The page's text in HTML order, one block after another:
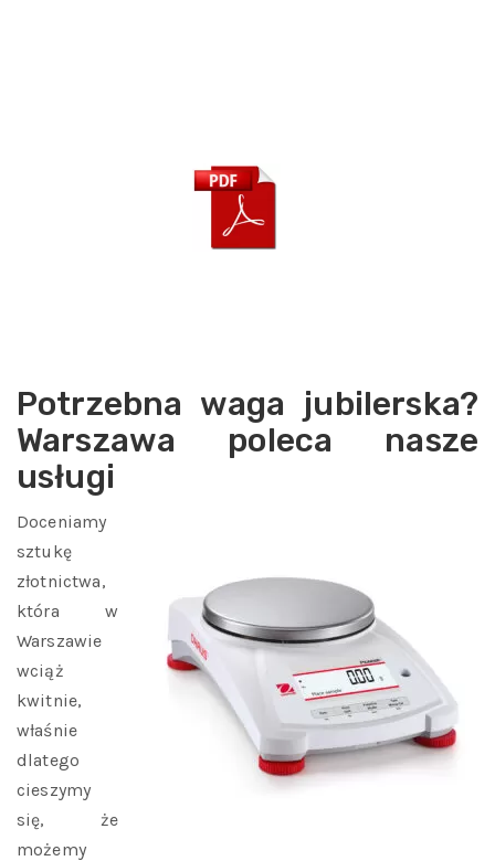
Potrzebna waga jubilerska?
Warszawa poleca nasze
usługi
Doceniamy
sztukę
złotnictwa,
która w
Warszawie
wciąż
kwitnie,
właśnie
dlatego
cieszymy
się, że
możemy